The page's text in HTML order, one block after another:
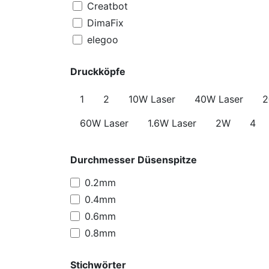
Creatbot
DimaFix
elegoo
eSun
Extrudr
Nanovia
3DMakerPro
Druckköpfe
1 2 10W Laser 40W Laser
60W Laser
1.6W Laser 2W 4
Durchmesser Düsenspitze
0.2mm
0.4mm
0.6mm
0.8mm
Stichwörter